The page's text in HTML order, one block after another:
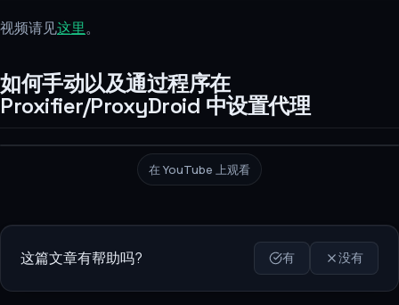
视频请见这里。
如何手动以及通过程序在
Proxifier/ProxyDroid 中设置代理
在 YouTube 上观看
这篇文章有帮助吗? 有 没有